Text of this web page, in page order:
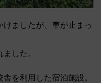
ましたが、車が止まっ
した。
を利用した宿泊施設。